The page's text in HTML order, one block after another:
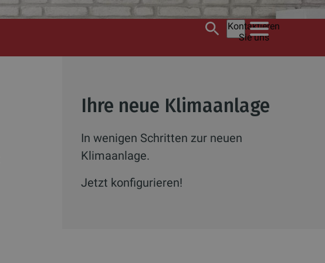
Kontaktieren
Sie uns
Ihre neue Klimaanlage
In wenigen Schritten zur neuen
Klimaanlage.
Jetzt konfigurieren!